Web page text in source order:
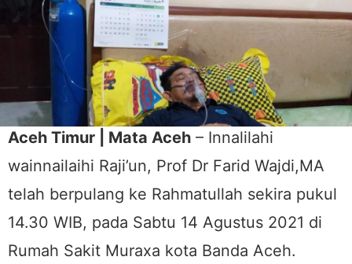
Aceh Timur | Mata Aceh – Innalilahi
wainnailaihi Raji’un, Prof Dr Farid Wajdi,MA
telah berpulang ke Rahmatullah sekira pukul
14.30 WIB, pada Sabtu 14 Agustus 2021 di
Rumah Sakit Muraxa kota Banda Aceh.